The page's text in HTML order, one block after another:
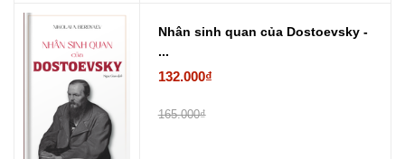
Nhân sinh quan của Dostoevsky -
...
132.000₫
165.000₫